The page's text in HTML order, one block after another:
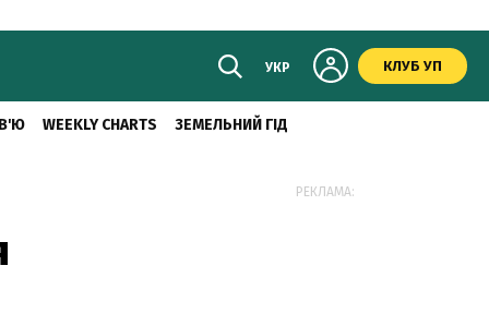
УКР КЛУБ УП
WEEKLY CHARTS ЗЕМЕЛЬНИЙ ГІД
РЕКЛАМА: